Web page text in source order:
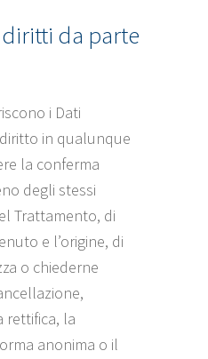
da parte
i Dati
in qualunque
la conferma
degli stessi
Trattamento, di
e l’origine, di
o chiederne
rettifica, la
anonima o il